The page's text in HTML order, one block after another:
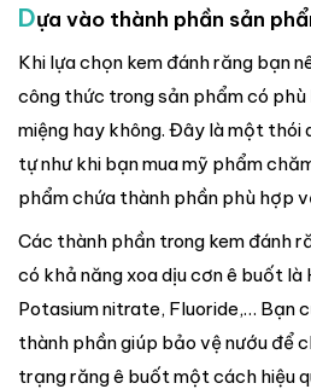
Dựa vào thành phần sản
Khi lựa chọn kem đánh răng bạn
công thức trong sản phẩm có
miệng hay không. Đây là một thói
tự như khi bạn mua mỹ phẩm
phẩm chứa thành phần phù hợp
Các thành phần trong kem đánh
có khả năng xoa dịu cơn ê buốt
Potasium nitrate, Fluoride,… Bạn
thành phần giúp bảo vệ nướu để
trạng răng ê buốt một cách hiệu